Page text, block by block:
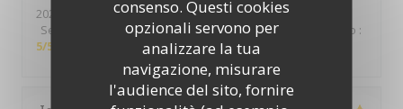
consenso. Questi cookies
opzionali servono per
analizzare la tua
navigazione, misurare
l'audience del sito, fornire
2025-12-23
- 19:45 - Ospiti 4
Servizio
Atmosfera:5/5 Cucina:5 /5 Qualità / Prezzo :
5/5